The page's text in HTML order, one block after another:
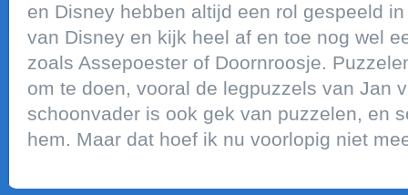
en Disney hebben altijd een rol gespeeld
van Disney en kijk heel af en toe nog wel
zoals Assepoester of Doornroosje.
om te doen, vooral de legpuzzels van Jan
schoonvader is ook gek van puzzelen, en
hem. Maar dat hoef ik nu voorlopig niet